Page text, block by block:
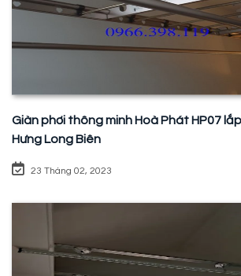
Giàn phơi thông minh Hoà Phát HP07
Hưng Long Biên
23 Tháng 02, 2023